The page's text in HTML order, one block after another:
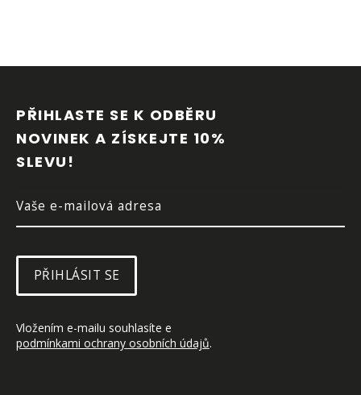
PŘIHLASTE SE K ODBĚRU
NOVINEK A ZÍSKEJTE 10%
SLEVU!
PŘIHLÁSIT SE
Vložením e-mailu souhlasíte e
podmínkami ochrany osobních údajů.